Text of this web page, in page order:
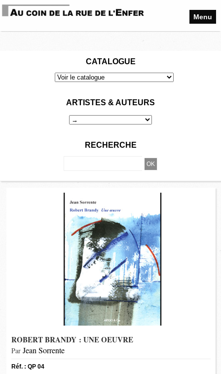
Menu
CATALOGUE
ARTISTES & AUTEURS
RECHERCHE
ROBERT BRANDY : UNE OEUVRE
Par Jean Sorrente
Réf. : QP 04